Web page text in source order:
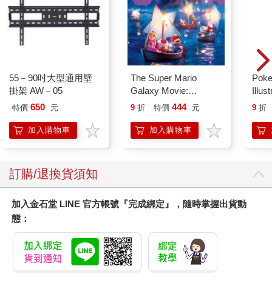
55－90吋大型通用壁
掛架 AW－05
特價 650 元
加入購物車
The Super Mario
Galaxy Movie:
Peach`s Birthday
Mario Galaxy Movie
Storybook
9 折 特價 444 元
加入購物車
9 折
訂購/退換貨須知
加入金石堂 LINE 官方帳號『完成綁定』，隨時掌握出貨動
態：